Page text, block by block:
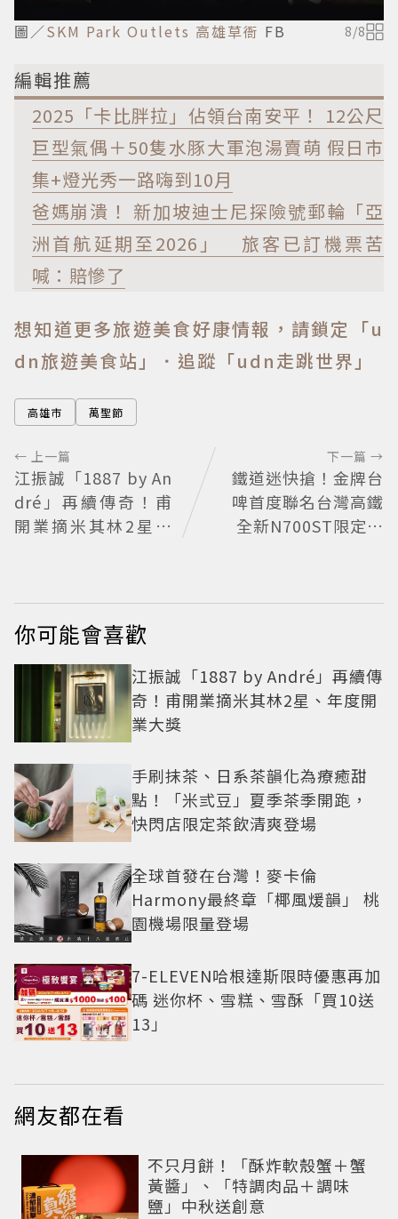
圖／SKM Park Outlets 高雄草衙 FB 8/8
編輯推薦
2025「卡比胖拉」佔領台南安平！ 12公尺
巨型氣偶＋50隻水豚大軍泡湯賣萌 假日市
集+燈光秀一路嗨到10月
爸媽崩潰！ 新加坡迪士尼探險號郵輪「亞
洲首航延期至2026」 旅客已訂機票苦
喊：賠慘了
想知道更多旅遊美食好康情報，請鎖定「u
dn旅遊美食站」
．追蹤「udn走跳世界」
高雄市 萬聖節
← 上一篇
江振誠「1887 by An
dré」再續傳奇！甫
開業摘米其林2星、
下一篇 →
鐵道迷快搶！金牌台
啤首度聯名台灣高鐵
全新N700ST限定罐
你可能會喜歡
江振誠「1887 by André」再續傳
奇！甫開業摘米其林2星、年度開
業大獎
手刷抹茶、日系茶韻化為療癒甜
點！「米弎豆」夏季茶季開跑，
快閃店限定茶飲清爽登場
全球首發在台灣！麥卡倫
Harmony最終章「椰風煖韻」 桃
園機場限量登場
7-ELEVEN哈根達斯限時優惠再加
碼 迷你杯、雪糕、雪酥「買10送
13」
網友都在看
不只月餅！「酥炸軟殼蟹＋蟹
黃醬」、「特調肉品＋調味
鹽」中秋送創意